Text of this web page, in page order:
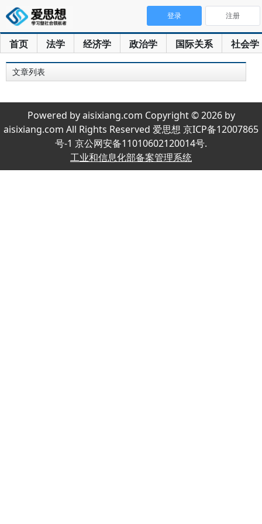
首页 法学 经济学 政治学 国际关系 社会学
登录 注册
文章列表
Powered by aisixiang.com Copyright © 2026 by
aisixiang.com All Rights Reserved 爱思想 京ICP备12007865
号-1 京公网安备11010602120014号.
工业和信息化部备案管理系统